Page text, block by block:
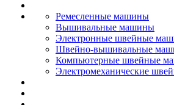
Ремесленные машины
Вышивальные машины
Электронные швейные
Швейно-вышивальные
Компьютерные швейные
Электромеханические